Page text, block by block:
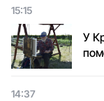
15:15
У
14:37